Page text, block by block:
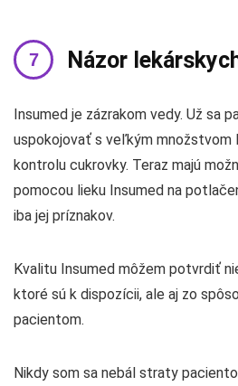
Názor
Insumed je zázrakom vedy. Už sa
uspokojovať s veľkým množstvom
kontrolu cukrovky. Teraz majú
pomocou lieku Insumed na
iba jej príznakov.
Kvalitu Insumed môžem potvrdiť
ktoré sú k dispozícii, ale aj zo
pacientom.
Nikdy som sa nebál straty